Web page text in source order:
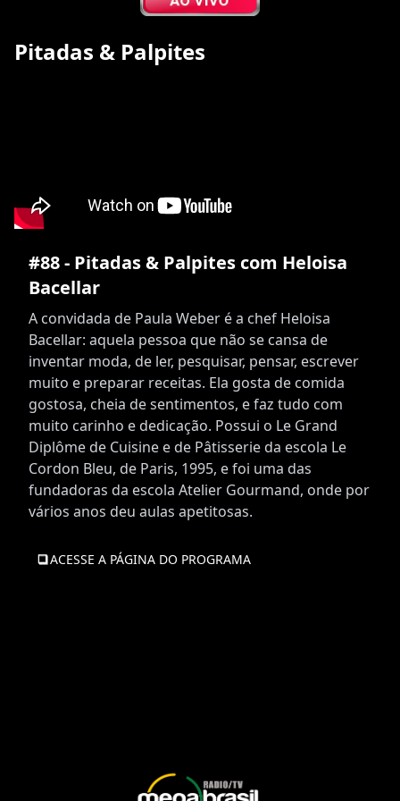
Pitadas & Palpites
#88 - Pitadas & Palpites com Heloisa
Bacellar
A convidada de Paula Weber é a chef Heloisa
Bacellar: aquela pessoa que não se cansa de
inventar moda, de ler, pesquisar, pensar, escrever
muito e preparar receitas. Ela gosta de comida
gostosa, cheia de sentimentos, e faz tudo com
muito carinho e dedicação. Possui o Le Grand
Diplôme de Cuisine e de Pâtisserie da escola Le
Cordon Bleu, de Paris, 1995, e foi uma das
fundadoras da escola Atelier Gourmand, onde por
vários anos deu aulas apetitosas.
ACESSE A PÁGINA DO PROGRAMA